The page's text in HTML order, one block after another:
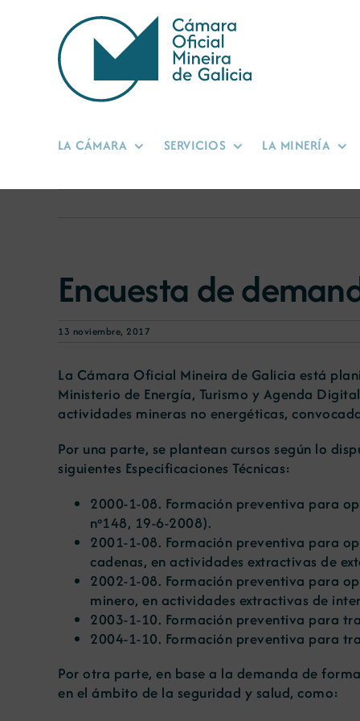
contenido
LA CÁMARA SERVICIOS LA MINERÍA
Encuesta de
13 noviembre, 2017
La Cámara Oficial Mineira de Galicia está
Ministerio de Energía, Turismo y Agenda
actividades mineras no energéticas,
Por una parte, se plantean cursos según lo
siguientes Especificaciones Técnicas:
2000-1-08. Formación preventiva para
nº148, 19-6-2008).
2001-1-08. Formación preventiva para
cadenas, en actividades extractivas de
2002-1-08. Formación preventiva para
minero, en actividades extractivas de
2003-1-10. Formación preventiva para
2004-1-10. Formación preventiva para
Por otra parte, en base a la demanda de
en el ámbito de la seguridad y salud, como: